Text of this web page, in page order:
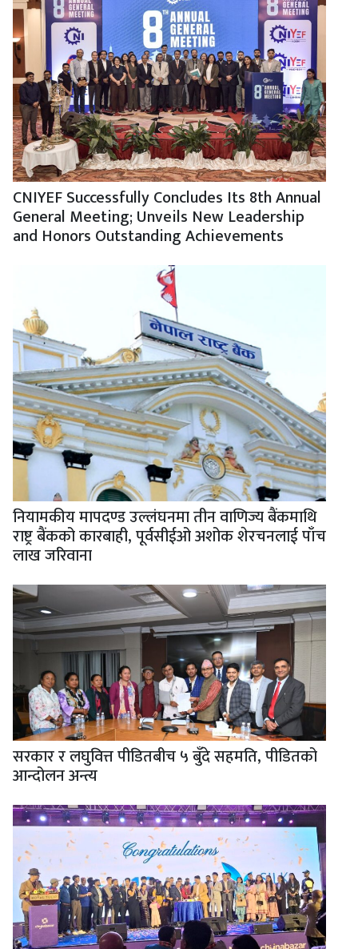
CNIYEF Successfully Concludes Its 8th Annual
General Meeting; Unveils New Leadership
and Honors Outstanding Achievements
नियामकीय मापदण्ड उल्लंघनमा तीन वाणिज्य बैंकमाथि
राष्ट्र बैंकको कारबाही, पूर्वसीईओ अशोक शेरचनलाई पाँच
लाख जरिवाना
सरकार र लघुवित्त पीडितबीच ५ बुँदे सहमति, पीडितको
आन्दोलन अन्त्य